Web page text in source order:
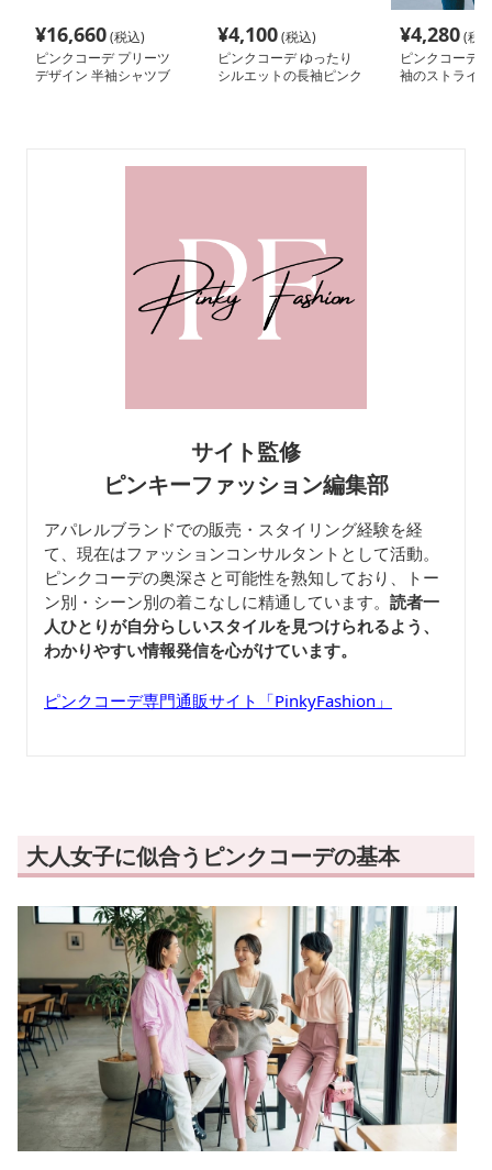
¥16,660(税込)
ピンクコーデ プリーツ
デザイン 半袖シャツブ
¥4,100(税込)
ピンクコーデ ゆったり
シルエットの長袖ピンク
¥4,280(税
ピンクコーデ
袖のストライ
サイト監修
ピンキーファッション編集部
アパレルブランドでの販売・スタイリング経験を経
て、現在はファッションコンサルタントとして活動。
ピンクコーデの奥深さと可能性を熟知しており、トー
ン別・シーン別の着こなしに精通しています。 読者一
人ひとりが自分らしいスタイルを見つけられるよう、
わかりやすい情報発信を心がけています。
ピンクコーデ専門通販サイト「PinkyFashion」
大人女子に似合うピンクコーデの基本